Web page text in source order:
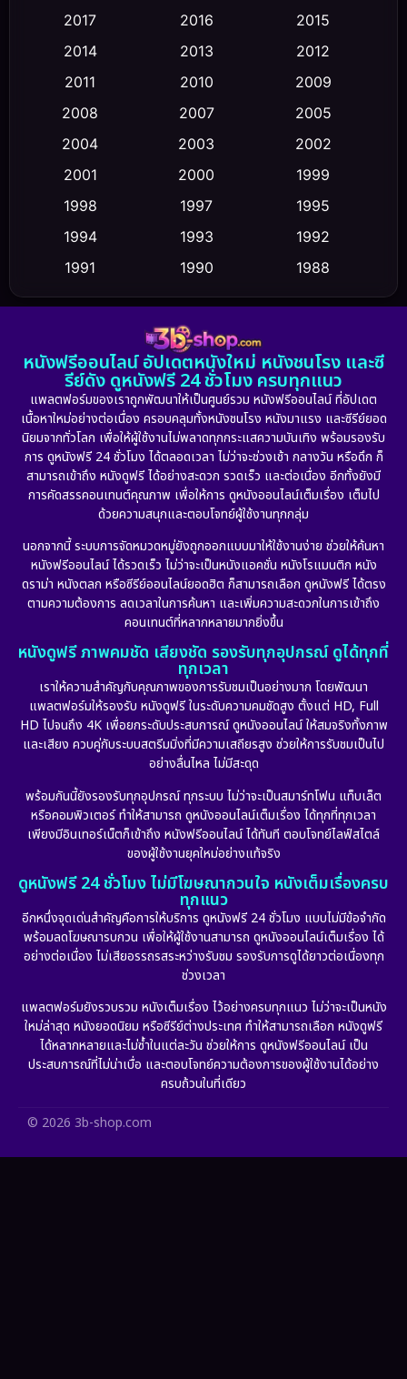
Comedy ตลก (475)
Conspiracy
Crime อาชญากรรม (355)
Culture (23)
Dance เต้น
Detective สืบสวน (5)
Detective สืบสวน (56)
Disaster (10)
Disney+ (24)
Drama ดราม่า (898)
Dystopian (17)
Emotional (101)
Epic มหากาพย์ (17)
Erotic (10)
Fantasy จินตนาการ (265)
Film
Gothic (6)
HBO GO (11)
HBO Max (2)
Healing
Heist (7)
2017
2016
2015
2014
2013
2012
2011
2010
2009
2008
2007
2005
2004
2003
2002
2001
2000
1999
1998
1997
1995
1994
1993
1992
1991
1990
1988
1986
1985
1983
1981
1974
1971 1962
หนังฟรีออนไลน์ อัปเดตหนังใหม่ หนังชนโรง และซี
รีย์ดัง ดูหนังฟรี 24 ชั่วโมง ครบทุกแนว
แพลตฟอร์มของเราถูกพัฒนาให้เป็นศูนย์รวม หนังฟรีออนไลน์ ที่อัปเดต
เนื้อหาใหม่อย่างต่อเนื่อง ครอบคลุมทั้งหนังชนโรง หนังมาแรง และซีรีย์ยอด
นิยมจากทั่วโลก เพื่อให้ผู้ใช้งานไม่พลาดทุกกระแสความบันเทิง พร้อมรองรับ
การ ดูหนังฟรี 24 ชั่วโมง ได้ตลอดเวลา ไม่ว่าจะช่วงเช้า กลางวัน หรือดึก ก็
สามารถเข้าถึง หนังดูฟรี ได้อย่างสะดวก รวดเร็ว และต่อเนื่อง อีกทั้งยังมี
การคัดสรรคอนเทนต์คุณภาพ เพื่อให้การ ดูหนังออนไลน์เต็มเรื่อง เต็มไป
ด้วยความสนุกและตอบโจทย์ผู้ใช้งานทุกกลุ่ม
นอกจากนี้ ระบบการจัดหมวดหมู่ยังถูกออกแบบมาให้ใช้งานง่าย ช่วยให้ค้นหา
หนังฟรีออนไลน์ ได้รวดเร็ว ไม่ว่าจะเป็นหนังแอคชั่น หนังโรแมนติก หนัง
ดราม่า หนังตลก หรือซีรีย์ออนไลน์ยอดฮิต ก็สามารถเลือก ดูหนังฟรี ได้ตรง
ตามความต้องการ ลดเวลาในการค้นหา และเพิ่มความสะดวกในการเข้าถึง
คอนเทนต์ที่หลากหลายมากยิ่งขึ้น
หนังดูฟรี ภาพคมชัด เสียงชัด รองรับทุกอุปกรณ์ ดูได้ทุกที่
ทุกเวลา
เราให้ความสำคัญกับคุณภาพของการรับชมเป็นอย่างมาก โดยพัฒนา
แพลตฟอร์มให้รองรับ หนังดูฟรี ในระดับความคมชัดสูง ตั้งแต่ HD, Full
HD ไปจนถึง 4K เพื่อยกระดับประสบการณ์ ดูหนังออนไลน์ ให้สมจริงทั้งภาพ
และเสียง ควบคู่กับระบบสตรีมมิ่งที่มีความเสถียรสูง ช่วยให้การรับชมเป็นไป
อย่างลื่นไหล ไม่มีสะดุด
พร้อมกันนี้ยังรองรับทุกอุปกรณ์ ทุกระบบ ไม่ว่าจะเป็นสมาร์ทโฟน แท็บเล็ต
หรือคอมพิวเตอร์ ทำให้สามารถ ดูหนังออนไลน์เต็มเรื่อง ได้ทุกที่ทุกเวลา
เพียงมีอินเทอร์เน็ตก็เข้าถึง หนังฟรีออนไลน์ ได้ทันที ตอบโจทย์ไลฟ์สไตล์
ของผู้ใช้งานยุคใหม่อย่างแท้จริง
ดูหนังฟรี 24 ชั่วโมง ไม่มีโฆษณากวนใจ หนังเต็มเรื่องครบ
ทุกแนว
อีกหนึ่งจุดเด่นสำคัญคือการให้บริการ ดูหนังฟรี 24 ชั่วโมง แบบไม่มีข้อจำกัด
พร้อมลดโฆษณารบกวน เพื่อให้ผู้ใช้งานสามารถ ดูหนังออนไลน์เต็มเรื่อง ได้
อย่างต่อเนื่อง ไม่เสียอรรถรสระหว่างรับชม รองรับการดูได้ยาวต่อเนื่องทุก
ช่วงเวลา
แพลตฟอร์มยังรวบรวม หนังเต็มเรื่อง ไว้อย่างครบทุกแนว ไม่ว่าจะเป็นหนัง
ใหม่ล่าสุด หนังยอดนิยม หรือซีรีย์ต่างประเทศ ทำให้สามารถเลือก หนังดูฟรี
ได้หลากหลายและไม่ซ้ำในแต่ละวัน ช่วยให้การ ดูหนังฟรีออนไลน์ เป็น
ประสบการณ์ที่ไม่น่าเบื่อ และตอบโจทย์ความต้องการของผู้ใช้งานได้อย่าง
ครบถ้วนในที่เดียว
© 2026 3b-shop.com